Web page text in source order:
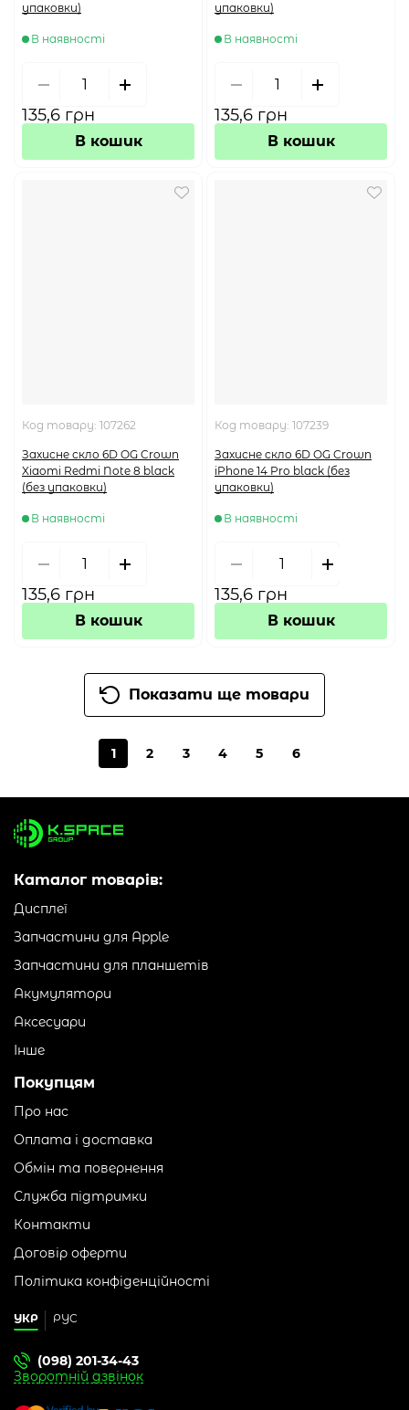
упаковки)
В наявності
135,6 грн
В кошик
упаковки)
В наявності
135,6 грн
В кошик
Код товару: 107262
Захисне скло 6D OG Crown
Xiaomi Redmi Note 8 black
(без упаковки)
В наявності
135,6 грн
В кошик
Код товару: 107239
Захисне скло 6D OG Crown
iPhone 14 Pro black (без
упаковки)
В наявності
135,6 грн
В кошик
Показати ще товари
1 2 3 4 5 6
Каталог товарів:
Дисплеї
Запчастини для Apple
Запчастини для планшетів
Акумулятори
Аксесуари
Інше
Покупцям
Про нас
Оплата і доставка
Обмін та повернення
Служба підтримки
Контакти
Договір оферти
Політика конфіденційності
УКР РУС
(098) 201-34-43
Зворотній дзвінок